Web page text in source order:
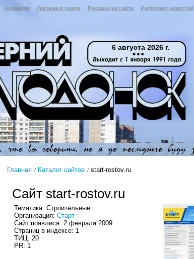
Редакция Реклама в газете Реклама на сайте Информер новостей
6 августа 2026 г.
Главная Каталог сайтов start-rostov.ru
Сайт start-rostov.ru
Тематика: Строительные
Организация: Старт
Сайт появлися: 2 февраля 2009
Страниц в индексе: 1
ТИЦ: 20
PR: 1